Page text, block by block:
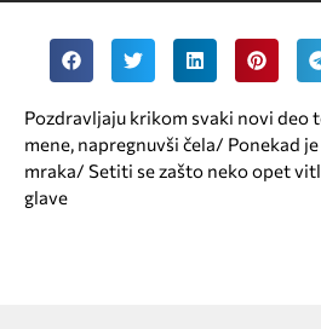
Pozdravljaju krikom svaki novi deo
mene, napregnuvši čela/ Ponekad
mraka/ Setiti se zašto neko opet
glave